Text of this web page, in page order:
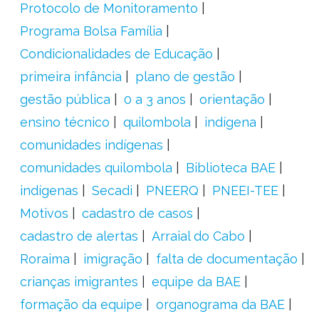
Protocolo de Monitoramento
Programa Bolsa Família
Condicionalidades de Educação
primeira infância
plano de gestão
gestão pública
0 a 3 anos
orientação
ensino técnico
quilombola
indígena
comunidades indígenas
comunidades quilombola
Biblioteca BAE
indígenas
Secadi PNEERQ
PNEEI-TEE
Motivos
cadastro de casos
cadastro de alertas
Arraial do Cabo
Roraima
imigração
falta de documentação
crianças imigrantes
equipe da BAE
formação da equipe
organograma da BAE